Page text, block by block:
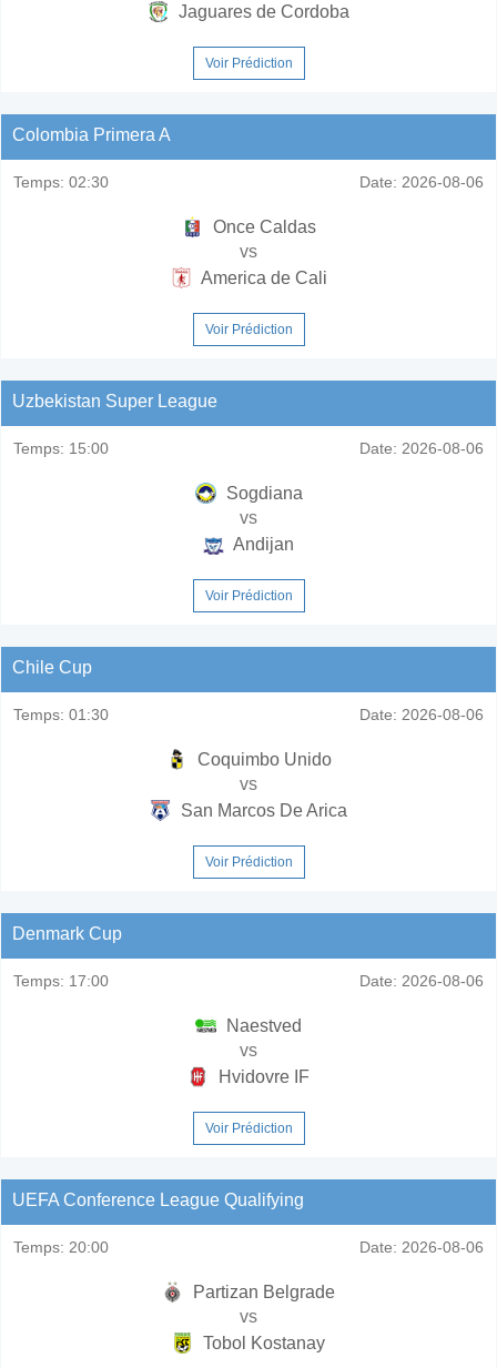
Jaguares de Cordoba
Voir Prédiction
Colombia Primera A
Temps: 02:30 Date: 2026-08-06
Once Caldas
vs
America de Cali
Voir Prédiction
Uzbekistan Super League
Temps: 15:00 Date: 2026-08-06
Sogdiana
vs
Andijan
Voir Prédiction
Chile Cup
Temps: 01:30 Date: 2026-08-06
Coquimbo Unido
vs
San Marcos De Arica
Voir Prédiction
Denmark Cup
Temps: 17:00 Date: 2026-08-06
Naestved
vs
Hvidovre IF
Voir Prédiction
UEFA Conference League Qualifying
Temps: 20:00 Date: 2026-08-06
Partizan Belgrade
vs
Tobol Kostanay